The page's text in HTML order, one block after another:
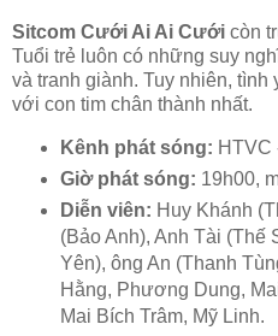
​​Sitcom Cưới Ai Ai Cưới còn
Tuổi trẻ luôn có những suy
và tranh giành. Tuy nhiên,
với con tim chân thành nhất.
Kênh phát sóng: HTVC
Giờ phát sóng: 19h00,
Diễn viên: Huy Khánh
(Bảo Anh), Anh Tài (Thế
Yên), ông An (Thanh
Hằng, Phương Dung,
Mai Bích Trâm, Mỹ Linh.​​